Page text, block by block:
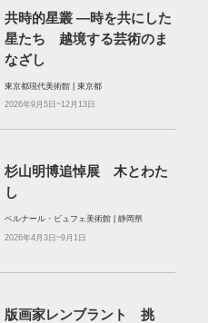
共時的星叢 ―時を共にした
星たち 越境する芸術のま
なざし
東京都現代美術館 | 東京都
2026年9月5日~12月13日
杉山明博追悼展 木とわた
し
ベルナール・ビュフェ美術館 | 静岡県
2026年4月3日~9月1日
版画家レンブラント 挑